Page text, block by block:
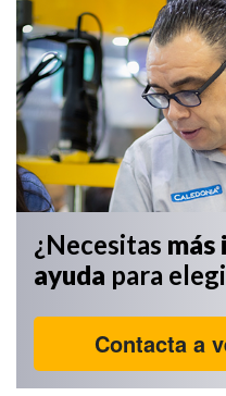
¿Necesitas más
ayuda para
Contacta a